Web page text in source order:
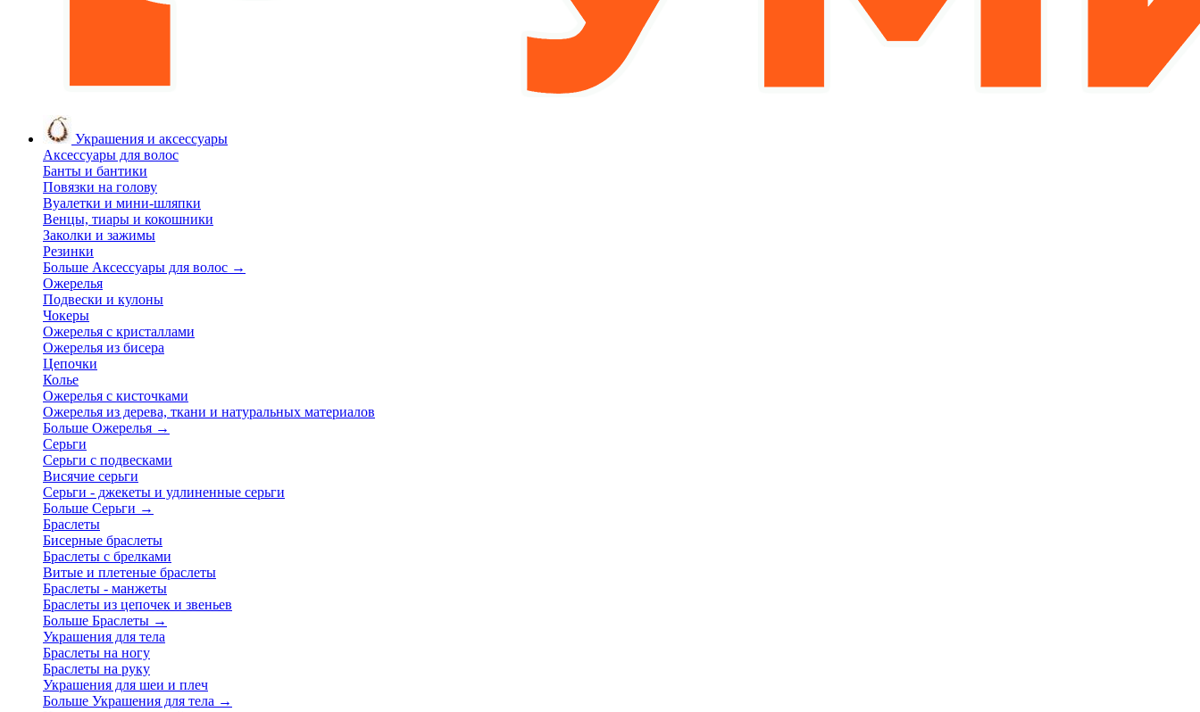
Украшения и аксессуары
Аксессуары для волос
Банты и бантики
Повязки на голову
Вуалетки и мини-шляпки
Венцы, тиары и кокошники
Заколки и зажимы
Резинки
Больше Аксессуары для волос →
Ожерелья
Подвески и кулоны
Чокеры
Ожерелья с кристаллами
Ожерелья из бисера
Цепочки
Колье
Ожерелья с кисточками
Ожерелья из дерева, ткани и натуральных материалов
Больше Ожерелья →
Серьги
Серьги с подвесками
Висячие серьги
Серьги - джекеты и удлиненные серьги
Больше Серьги →
Браслеты
Бисерные браслеты
Браслеты с брелками
Витые и плетеные браслеты
Браслеты - манжеты
Браслеты из цепочек и звеньев
Больше Браслеты →
Украшения для тела
Браслеты на ногу
Браслеты на руку
Украшения для шеи и плеч
Больше Украшения для тела →